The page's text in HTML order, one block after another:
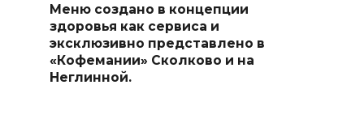
Меню создано в концепции
здоровья как сервиса и
эксклюзивно представлено в
«Кофемании» Сколково и на
Неглинной.